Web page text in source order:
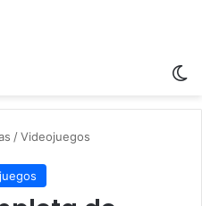
/Videojuegos